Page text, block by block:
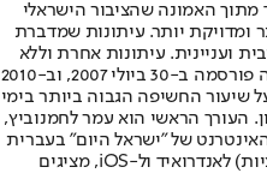
האמונה שהציבור הישראלי
ומדויקת יותר. עיתונות שמדברת
ועניינית. עיתונות אחרת וללא
תשלום. המהדורה המודפסת הראשונה פורסמה ב-30 ביולי 2007, וב-2010
שיעור החשיפה הגבוה ביותר בימי
העורך הראשי הוא עמר לחמנוביץ,
של "ישראל היום" בעברית
ובאנגלית, כמו כן היישומונים (אפליקציות) לאנדרואיד ול-iOS, מציגים